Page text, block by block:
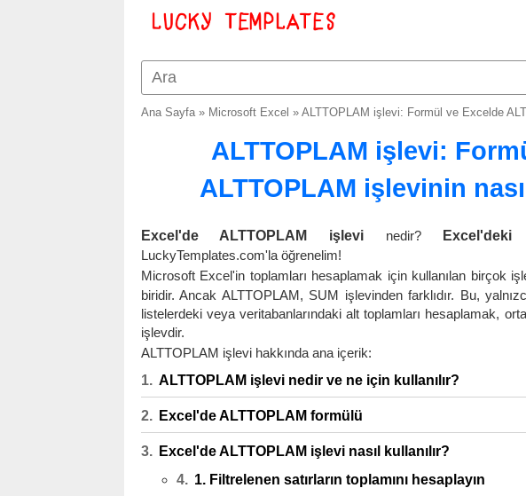
Ana Sayfa» Microsoft Excel » ALTTOPLAM işlevi: Formül ve Excelde
ALTTOPLAM işlevi:
ALTTOPLAM işlevinin
Excel'de ALTTOPLAM işlevinedir?
LuckyTemplates.com'la öğrenelim!
Microsoft Excel'in toplamları hesaplamak için kullanılan birçok
biridir. Ancak ALTTOPLAM, SUM işlevinden farklıdır. Bu,
listelerdeki veya veritabanlarındaki alt toplamları hesaplamak,
işlevdir.
ALTTOPLAM işlevi hakkında ana içerik:
ALTTOPLAM işlevi nedir ve ne için kullanılır?
Excel'de ALTTOPLAM formülü
Excel'de ALTTOPLAM işlevi nasıl kullanılır?
1. Filtrelenen satırların toplamını hesaplayın